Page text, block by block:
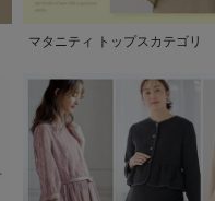
マタニティ トップスカテゴリ